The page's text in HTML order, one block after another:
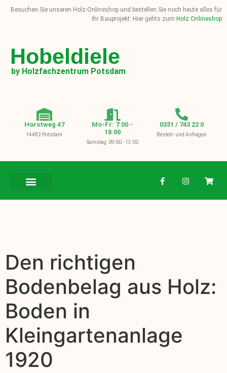
Besuchen Sie unseren Holz-Onlineshop und bestellen Sie noch heute alles für
Ihr Bauprojekt. Hier gehts zum Holz Onlineshop
Hobeldiele
by Holzfachzentrum Potsdam
Horstweg 47
14482 Potsdam
Mo-Fr: 7:00 -
18:00
Samstag: 09:00 - 13:00
0331 / 743 22 0
Bestell- und Anfragen
Den richtigen
Bodenbelag aus Holz:
Boden in
Kleingartenanlage
1920